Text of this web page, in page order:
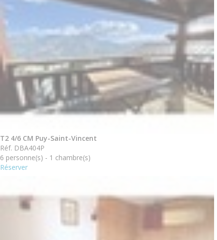
T2 4/6 CM Puy-Saint-Vincent
Réf. DBA404P
6 personne(s) - 1 chambre(s)
Réserver